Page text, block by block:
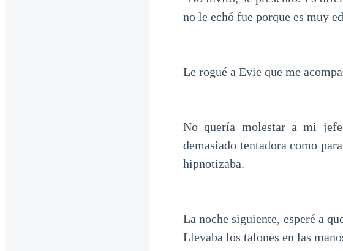
no le echó fue porque es muy
Le rogué a Evie que me
No quería molestar a mi
demasiado tentadora como
hipnotizaba.
La noche siguiente, esperé a
Llevaba los talones en las